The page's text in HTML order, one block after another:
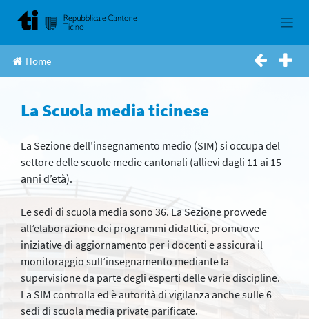
Home
La Scuola media ticinese
La Sezione dell’insegnamento medio (SIM) si occupa del
settore delle scuole medie cantonali (allievi dagli 11 ai 15
anni d’età).
Le sedi di scuola media sono 36. La Sezione provvede
all’elaborazione dei programmi didattici, promuove
iniziative di aggiornamento per i docenti e assicura il
monitoraggio sull’insegnamento mediante la
supervisione da parte degli esperti delle varie discipline.
La SIM controlla ed è autorità di vigilanza anche sulle 6
sedi di scuola media private parificate.